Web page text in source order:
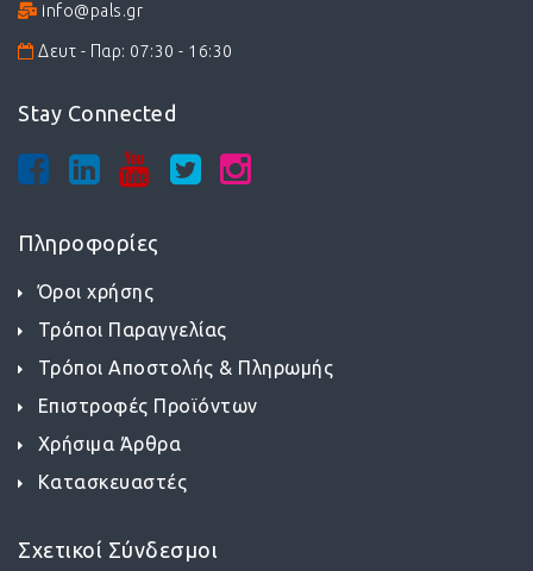
info@pals.gr
Δευτ - Παρ: 07:30 - 16:30
Stay Connected
Πληροφορίες
Όροι χρήσης
Τρόποι Παραγγελίας
Τρόποι Αποστολής & Πληρωμής
Επιστροφές Προϊόντων
Χρήσιμα Άρθρα
Κατασκευαστές
Σχετικοί Σύνδεσμοι